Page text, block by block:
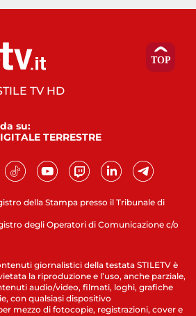
della Stampa presso il Tribunale di
degli Operatori di Comunicazione c/o
TV HD
su:
TERRESTRE
giornalistici della testata STILETV è
la riproduzione e l’uso, anche parziale,
audio/video, filmati, loghi, grafiche
con qualsiasi dispositivo
mezzo di fotocopie, registrazioni, cover e